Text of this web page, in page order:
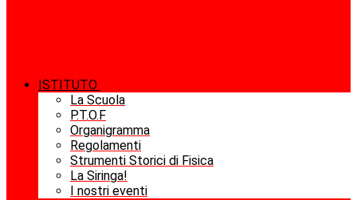
ISTITUTO
La Scuola
P.T.O.F
Organigramma
Regolamenti
Strumenti Storici di Fisica
La Siringa!
I nostri eventi